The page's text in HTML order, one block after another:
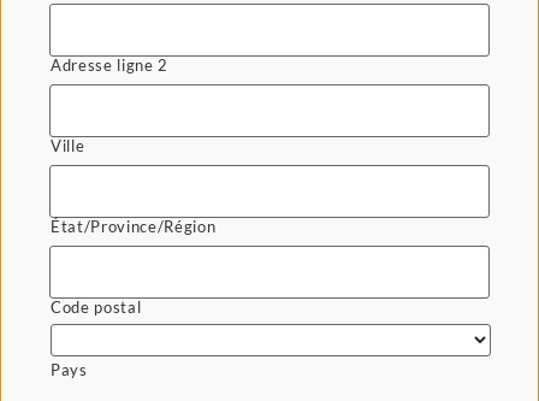
Adresse ligne 2
Ville
État/Province/Région
Code postal
Pays